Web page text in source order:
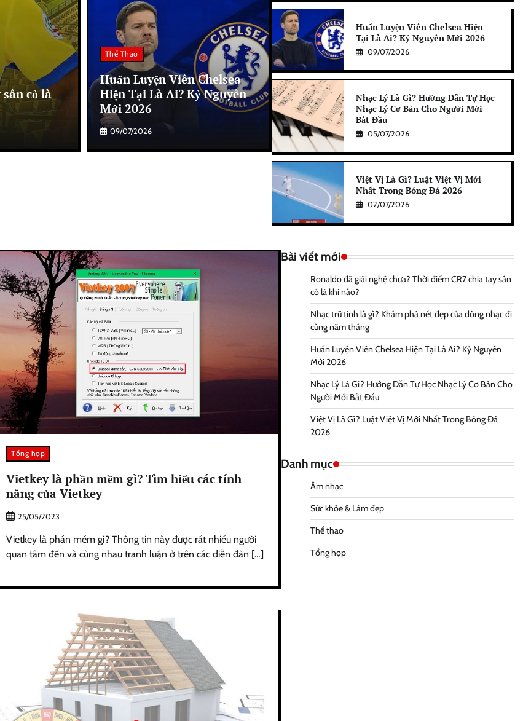
cỏ là
Thể Thao
Huấn Luyện Viên Chelsea
Hiện Tại Là Ai? Kỷ Nguyên
Mới 2026
09/07/2026
Huấn Luyện Viên Chelsea Hiện
Tại Là Ai? Kỷ Nguyên Mới 2026
09/07/2026
Nhạc Lý Là Gì? Hướng Dẫn Tự Học
Nhạc Lý Cơ Bản Cho Người Mới
Bắt Đầu
05/07/2026
Việt Vị Là Gì? Luật Việt Vị Mới
Nhất Trong Bóng Đá 2026
02/07/2026
Tổng hợp
Vietkey là phần mềm gì? Tìm hiểu các tính
năng của Vietkey
25/05/2023
Vietkey là phần mềm gì? Thông tin này được rất nhiều người
quan tâm đến và cùng nhau tranh luận ở trên các diễn đàn […]
Bài viết mới
Ronaldo đã giải nghệ chưa? Thời điểm CR7 chia tay sân
cỏ là khi nào?
Nhạc trữ tình là gì? Khám phá nét đẹp của dòng nhạc đi
cùng năm tháng
Huấn Luyện Viên Chelsea Hiện Tại Là Ai? Kỷ Nguyên
Mới 2026
Nhạc Lý Là Gì? Hướng Dẫn Tự Học Nhạc Lý Cơ Bản Cho
Người Mới Bắt Đầu
Việt Vị Là Gì? Luật Việt Vị Mới Nhất Trong Bóng Đá
2026
Danh mục
Âm nhạc
Sức khỏe & Làm đẹp
Thể thao
Tổng hợp